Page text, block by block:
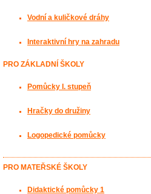
Vodní a kuličkové dráhy
Interaktivní hry na zahradu
PRO ZÁKLADNÍ ŠKOLY
Pomůcky I. stupeň
Hračky do družiny
Logopedické pomůcky
PRO MATEŘSKÉ ŠKOLY
Didaktické pomůcky 1